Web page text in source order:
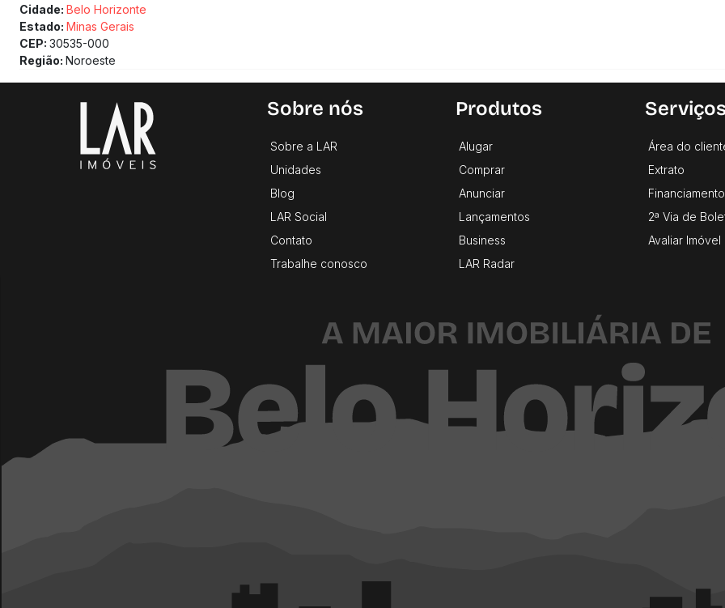
Cidade: Belo Horizonte
Estado: Minas Gerais
CEP: 30535-000
Região: Noroeste
Sobre nós
Sobre a LAR
Unidades
Blog
LAR Social
Contato
Trabalhe conosco
Produtos
Alugar
Comprar
Anunciar
Lançamentos
Business
LAR Radar
Serviços
Área do
Extrato
Financiamento
2ª Via de
Avaliar Imóvel